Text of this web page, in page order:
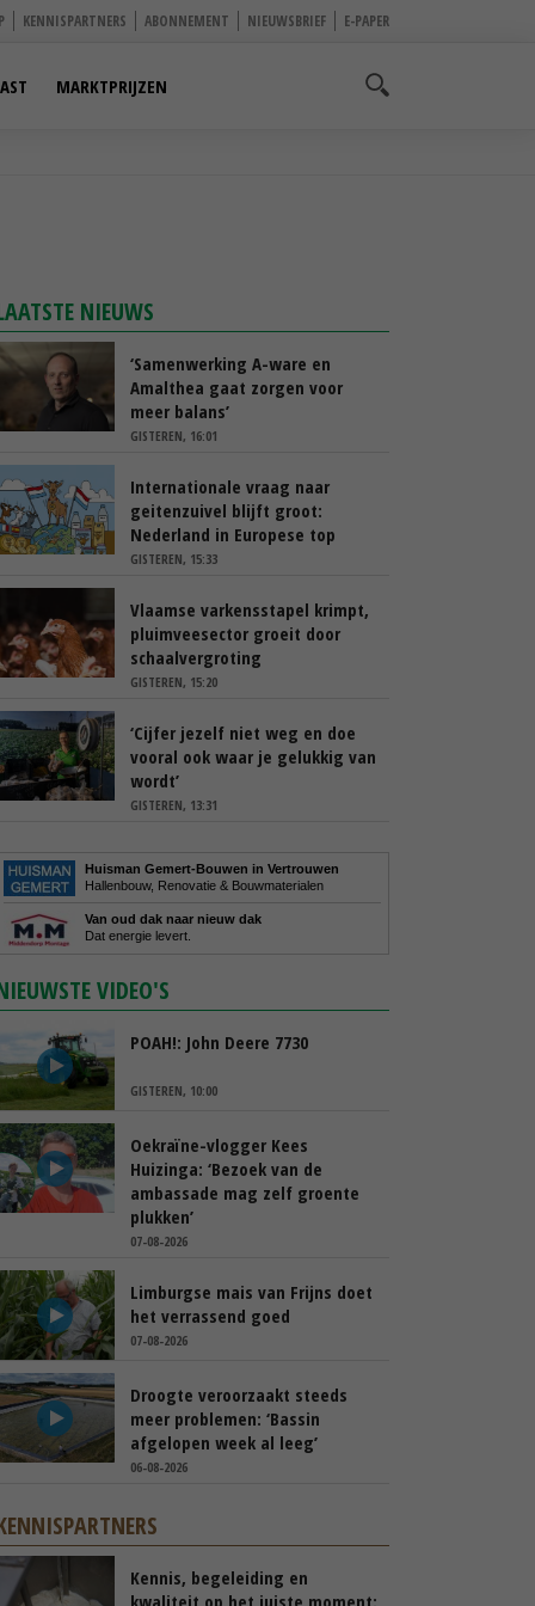
KENNISPARTNERS ABONNEMENT NIEUWSBRIEF E-PAPER
MARKTPRIJZEN
NIEUWS
‘Samenwerking A-ware en
Amalthea gaat zorgen voor
meer balans’
GISTEREN, 16:01
Internationale vraag naar
geitenzuivel blijft groot:
Nederland in Europese top
GISTEREN, 15:33
Vlaamse varkensstapel krimpt,
pluimveesector groeit door
schaalvergroting
GISTEREN, 15:20
‘Cijfer jezelf niet weg en doe
vooral ook waar je gelukkig van
wordt’
GISTEREN, 13:31
Huisman Gemert-Bouwen in Vertrouwen
Hallenbouw, Renovatie & Bouwmaterialen
Van oud dak naar nieuw dak
Dat energie levert.
VIDEO'S
POAH!: John Deere 7730
GISTEREN, 10:00
Oekraïne-vlogger Kees
Huizinga: ‘Bezoek van de
ambassade mag zelf groente
plukken’
07-08-2026
Limburgse mais van Frijns doet
het verrassend goed
07-08-2026
Droogte veroorzaakt steeds
meer problemen: ‘Bassin
afgelopen week al leeg’
06-08-2026
Kennis, begeleiding en
kwaliteit op het juiste moment: